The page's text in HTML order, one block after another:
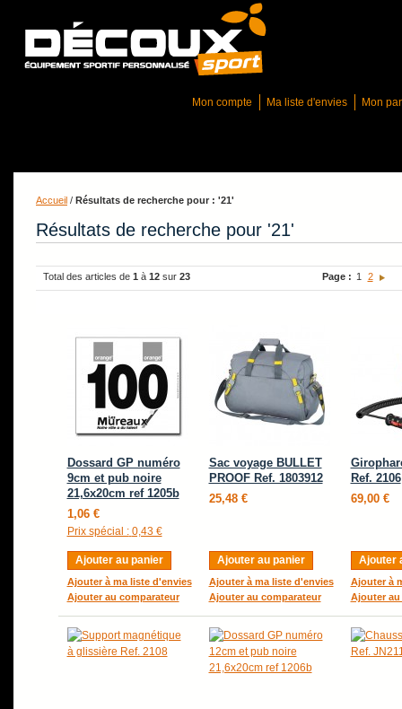
Mon compte Ma liste d'envies Mon
Accueil / Résultats de recherche pour : '21'
Résultats de recherche pour '21'
Total des articles de 1 à 12 sur 23 Page : 1 2
Dossard GP numéro
9cm et pub noire
21,6x20cm ref 1205b
1,06 €
Prix spécial : 0,43 €
Ajouter au panier
Ajouter à ma liste d'envies
Ajouter au comparateur
Sac voyage BULLET
PROOF Ref. 1803912
25,48 €
Ajouter au panier
Ajouter à ma liste d'envies
Ajouter au comparateur
Ref. 2106
69,00 €
Ajouter
Ajouter à
Ajouter